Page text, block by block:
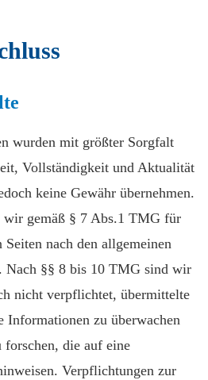
wurden mit größter Sorgfalt
Vollständigkeit und Aktualität
keine Gewähr übernehmen.
wir gemäß § 7 Abs.1 TMG für
nach den allgemeinen
Nach §§ 8 bis 10 TMG sind wir
nicht verpflichtet, übermittelte
Informationen zu überwachen
forschen, die auf eine
Verpflichtungen zur